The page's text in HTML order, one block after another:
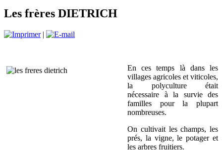
Les frères DIETRICH
|
En ces temps là dans les
villages agricoles et viticoles,
la polyculture était
nécessaire à la survie des
familles pour la plupart
nombreuses.
On cultivait les champs, les
prés, la vigne, le potager et
les arbres fruitiers.